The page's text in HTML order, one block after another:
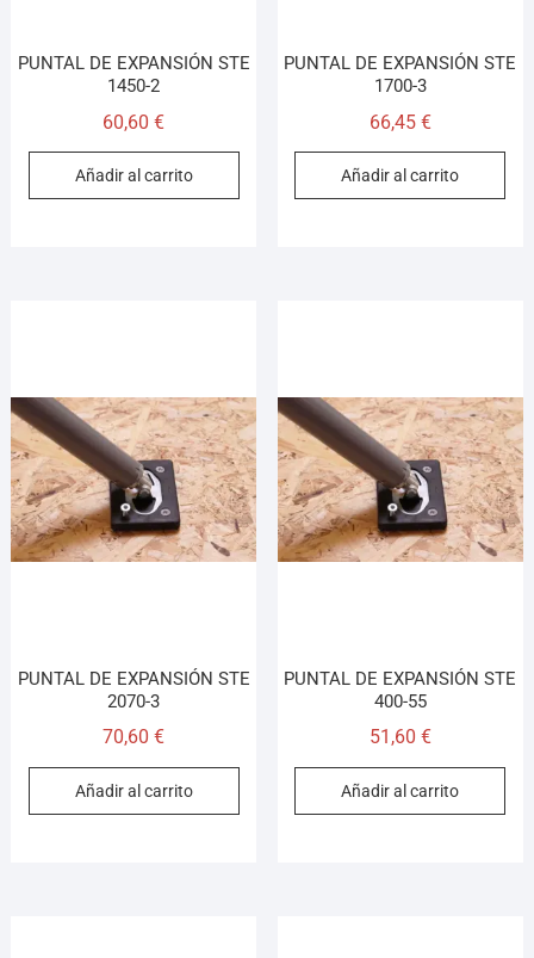
PUNTAL DE EXPANSIÓN STE
1450-2
60,60€
Añadir al carrito
PUNTAL DE EXPANSIÓN STE
1700-3
66,45 €
Añadir al carrito
PUNTAL DE EXPANSIÓN STE
2070-3
70,60€
Añadir al carrito
PUNTAL DE EXPANSIÓN STE
400-55
51,60 €
Añadir al carrito